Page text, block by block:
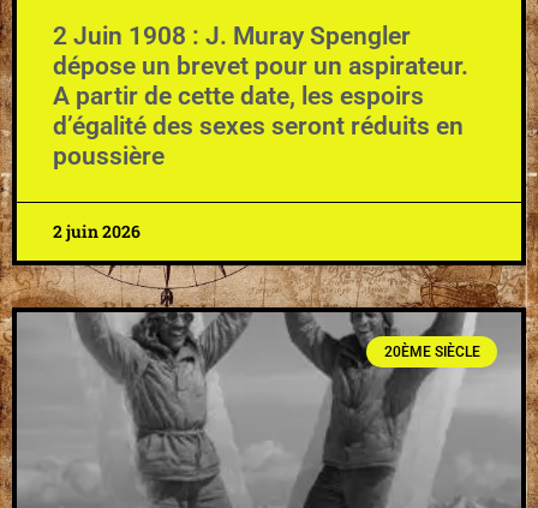
2 Juin 1908 : J. Muray Spengler
dépose un brevet pour un aspirateur.
A partir de cette date, les espoirs
d’égalité des sexes seront réduits en
poussière
2 juin 2026
20ÈME SIÈCLE